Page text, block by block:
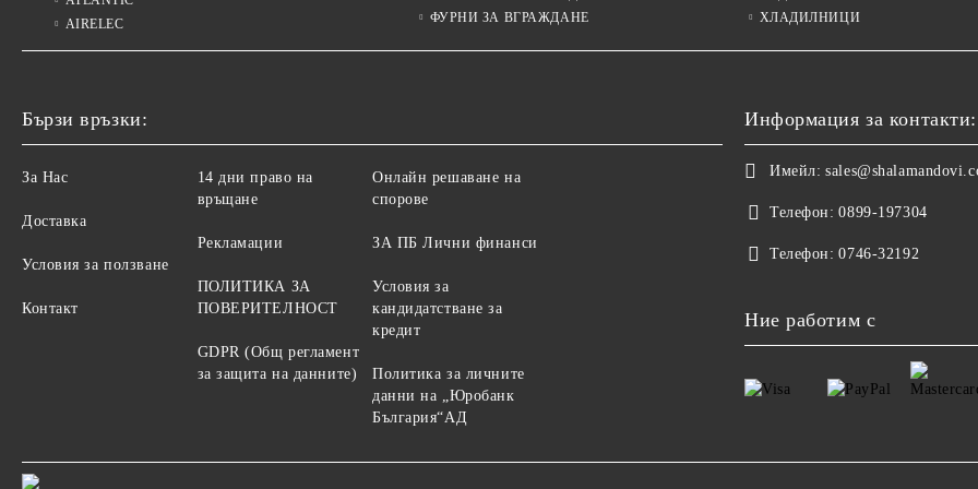
AIRELEC
ФУРНИ ЗА ВГРАЖДАНЕ
ХЛАДИЛНИЦИ
Бързи връзки:
За Нас
Доставка
Условия за ползване
Контакт
14 дни право на
връщане
Рекламации
ПОЛИТИКА ЗА
ПОВЕРИТЕЛНОСТ
GDPR (Общ регламент
за защита на данните)
Онлайн решаване на
спорове
ЗА ПБ Лични финанси
Условия за
кандидатстване за
кредит
Политика за личните
данни на „Юробанк
България“АД
Информация за контакти:
Имейл:
Телефон: 0899-197304
Телефон: 0746-32192
Ние работим с